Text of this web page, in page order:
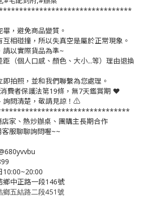
，避免商品變質。
相碰撞，所以失真空是屬於正常現象。
以實際貨品為準~
（個人口感、顏色、大小...等）理由退換
拍照，並和我們聯繫為您處理。
費者保護法第19條，無7天鑑賞期 ❤️
問清楚，敬請見諒！⚠️
家、熱炒辦桌、團購主長期合作
服聊聊詢問喔~~
10:00~20:00
鄉中正路一段146號
鄉五結路二段451號